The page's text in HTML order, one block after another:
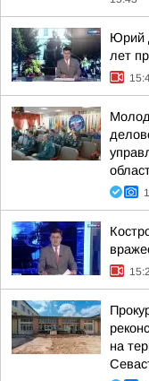
Юрий
лет
на